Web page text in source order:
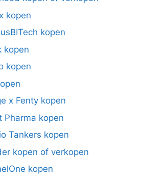
kopen
kopen
kopen
kopen
x Fenty kopen
Pharma kopen
Tankers kopen
kopen of verkopen
kopen